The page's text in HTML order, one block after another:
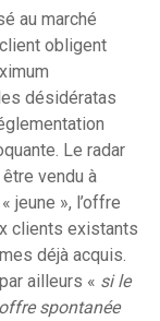
au marché
obligent
désidératas
Le radar
vendu à
jeune », l’offre
clients existants
déjà acquis.
ailleurs « si le
spontanée